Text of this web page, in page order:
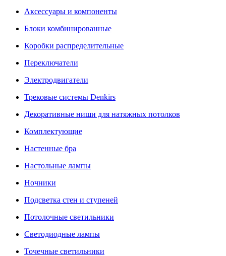
Аксессуары и компоненты
Блоки комбинированные
Коробки распределительные
Переключатели
Электродвигатели
Трековые системы Denkirs
Декоративные ниши для натяжных потолков
Комплектующие
Настенные бра
Настольные лампы
Ночники
Подсветка стен и ступеней
Потолочные светильники
Светодиодные лампы
Точечные светильники